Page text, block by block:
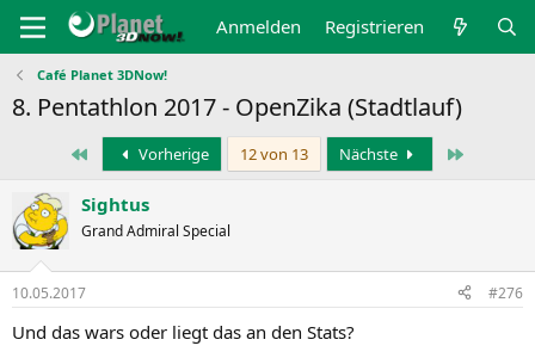
Anmelden Registrieren
Café Planet 3DNow!
8. Pentathlon 2017 - OpenZika (Stadtlauf)
Erste Vorherige 12 von 13 Nächste
Sightus
Grand Admiral Special
10.05.2017 #276
Und das wars oder liegt das an den Stats?